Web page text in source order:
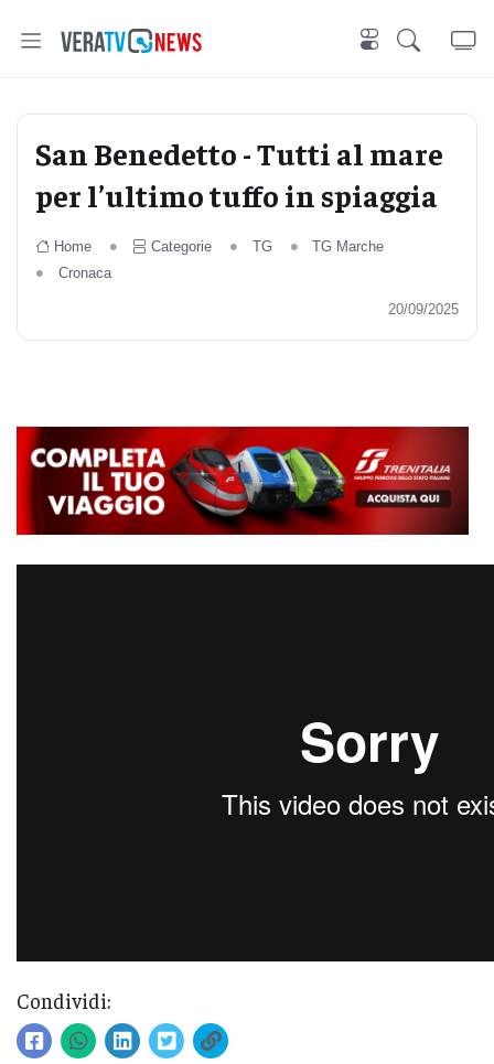
San Benedetto - Tutti al mare
per l’ultimo tuffo in spiaggia
Home Categorie TG
TG Marche
Cronaca
20/09/2025
Condividi: